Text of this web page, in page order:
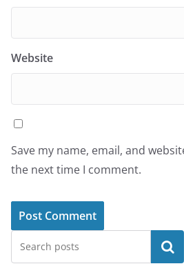
Website
Save my name, email, and
the next time I comment.
Search